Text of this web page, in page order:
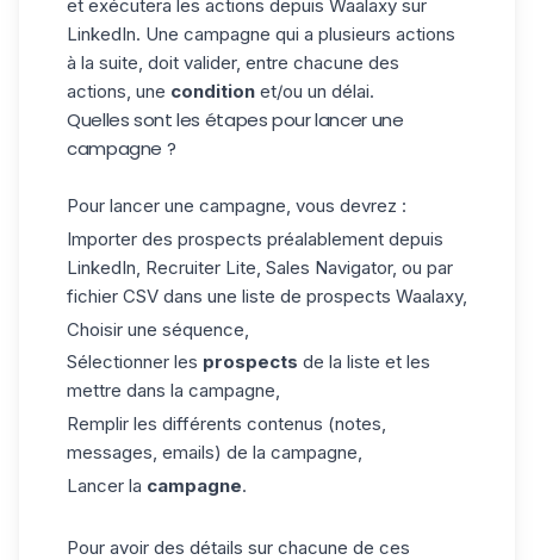
et exécutera les actions depuis Waalaxy sur
LinkedIn. Une campagne qui a plusieurs actions
à la suite, doit valider, entre chacune des
actions, une condition et/ou un délai.
Quelles sont les étapes pour lancer une
campagne ?
Pour lancer une campagne, vous devrez :
Importer des prospects préalablement depuis
LinkedIn, Recruiter Lite, Sales Navigator, ou par
fichier CSV dans une liste de prospects Waalaxy,
Choisir une séquence
Sélectionner les prospects de la liste et les
mettre dans la campagne,
Remplir les différents contenus (notes,
messages, emails) de la campagne,
Lancer la campagne.
Pour avoir des détails sur chacune de ces